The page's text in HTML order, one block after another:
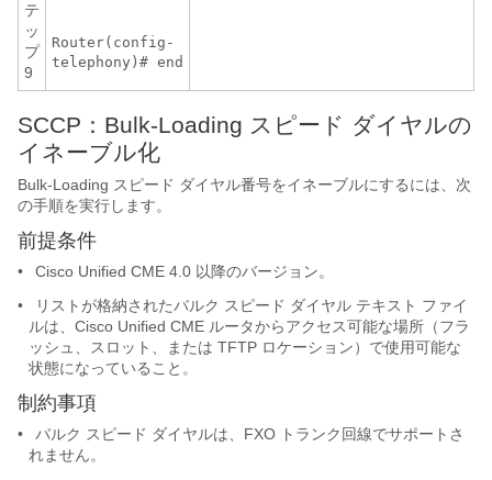
テ
ッ
プ
9
Router(config-
telephony)# end
SCCP： Bulk-Loading スピード ダイヤルの
イネーブル化
Bulk-Loading スピード ダイヤル番号をイネーブルにするには、次
の手順を実行します。
前提条件
•
Cisco Unified CME 4.0 以降のバージョン。
•
リストが格納されたバルク スピード ダイヤル テキスト ファイ
ルは、Cisco Unified CME ルータからアクセス可能な場所（フラ
ッシュ、スロット、または TFTP ロケーション）で使用可能な
状態になっていること。
制約事項
•
バルク スピード ダイヤルは、FXO トランク回線でサポートさ
れません。